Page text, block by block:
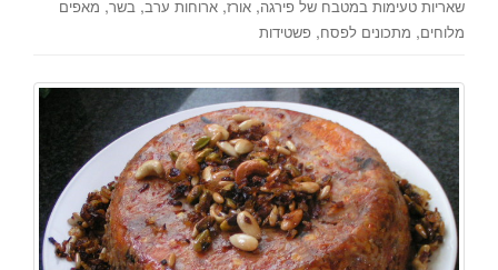
שאריות טעימות במטבח של פירגה, אורז, ארוחות ערב, בשר, מאפים
מלוחים, מתכונים לפסח, פשטידות